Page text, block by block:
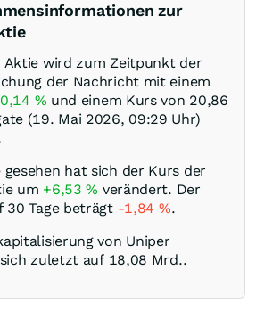
zur
Aktie wird zum Zeitpunkt der
der Nachricht mit einem
% und einem Kurs von 20,86
(19. Mai 2026, 09:29 Uhr)
gesehen hat sich der Kurs der
um +6,53% verändert. Der
30 Tage beträgt -1,84 %.
von Uniper
zuletzt auf 18,08 Mrd..